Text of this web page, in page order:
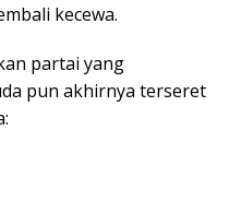
kecewa.
partai yang
pun akhirnya terseret